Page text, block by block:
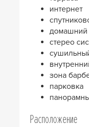
интернет
домашний
стерео
зона
парковка
Расположение